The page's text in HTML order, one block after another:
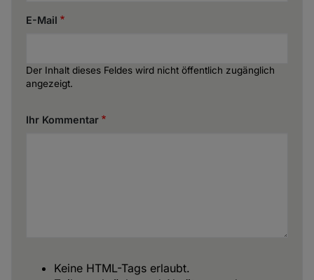
E-Mail
Der Inhalt dieses Feldes wird nicht öffentlich zugänglich
angezeigt.
Ihr Kommentar
Keine HTML-Tags erlaubt.